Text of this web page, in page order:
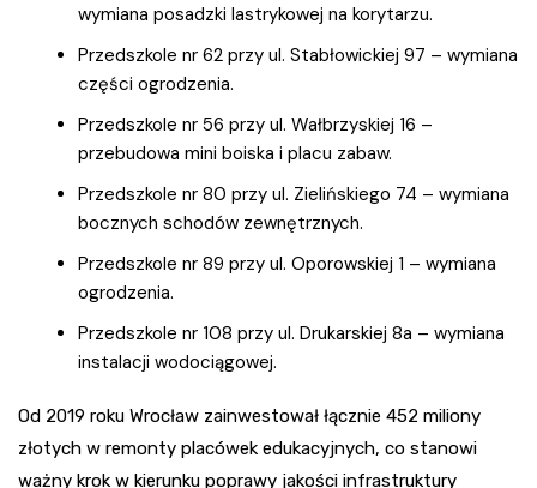
wymiana posadzki lastrykowej na korytarzu.
Przedszkole nr 62 przy ul. Stabłowickiej 97 – wymiana
części ogrodzenia.
Przedszkole nr 56 przy ul. Wałbrzyskiej 16 –
przebudowa mini boiska i placu zabaw.
Przedszkole nr 80 przy ul. Zielińskiego 74 – wymiana
bocznych schodów zewnętrznych.
Przedszkole nr 89 przy ul. Oporowskiej 1 – wymiana
ogrodzenia.
Przedszkole nr 108 przy ul. Drukarskiej 8a – wymiana
instalacji wodociągowej.
Od 2019 roku Wrocław zainwestował łącznie 452 miliony
złotych w remonty placówek edukacyjnych, co stanowi
ważny krok w kierunku poprawy jakości infrastruktury